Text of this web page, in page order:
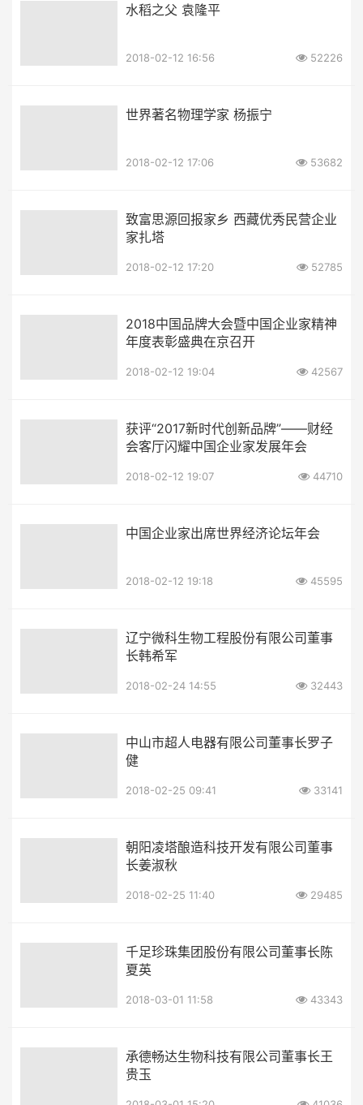
水稻之父 袁隆平
2018-02-12 16:56 52226
世界著名物理学家 杨振宁
2018-02-12 17:06 53682
致富思源回报家乡 西藏优秀民营企业
家扎塔
2018-02-12 17:20 52785
2018中国品牌大会暨中国企业家精神
年度表彰盛典在京召开
2018-02-12 19:04 42567
获评“2017新时代创新品牌”——财经
会客厅闪耀中国企业家发展年会
2018-02-12 19:07 44710
中国企业家出席世界经济论坛年会
2018-02-12 19:18 45595
辽宁微科生物工程股份有限公司董事
长韩希军
2018-02-24 14:55 32443
中山市超人电器有限公司董事长罗子
健
2018-02-25 09:41 33141
朝阳凌塔酿造科技开发有限公司董事
长姜淑秋
2018-02-25 11:40 29485
千足珍珠集团股份有限公司董事长陈
夏英
2018-03-01 11:58 43343
承德畅达生物科技有限公司董事长王
贵玉